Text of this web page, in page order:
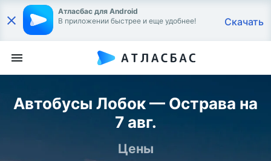
Атласбас для Android
В приложении быстрее и еще удобнее!
Скачать
Автобусы Лобок — Острава на
7 авг.
Цены